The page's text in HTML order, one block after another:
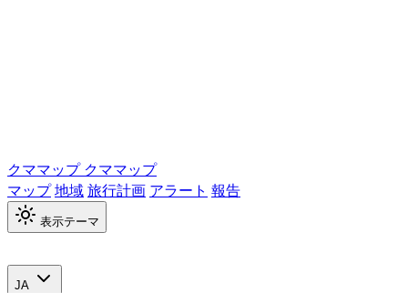
クママップ クママップ
マップ地域旅行計画 アラート 報告
表示テーマ
JA